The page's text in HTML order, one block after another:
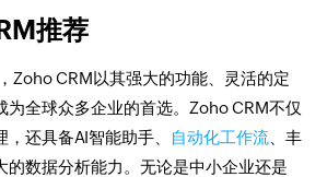
推荐
Zoho CRM以其强大的功能、灵活的定
为全球众多企业的首选。Zoho CRM不仅
还具备AI智能助手、 自动化工作流 、丰
的数据分析能力。无论是中小企业还是